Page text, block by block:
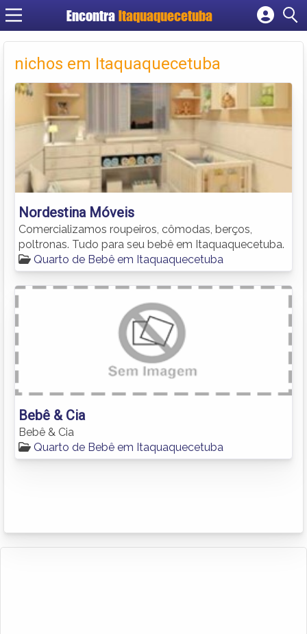
Encontra Itaquaquecetuba
Cadastrar empresa
Criar conta
nichos em Itaquaquecetuba
Nordestina Móveis
Comercializamos roupeiros, cômodas, berços,
poltronas. Tudo para seu bebê em Itaquaquecetuba.
Quarto de Bebê em Itaquaquecetuba
Bebê & Cia
Bebê & Cia
Quarto de Bebê em Itaquaquecetuba